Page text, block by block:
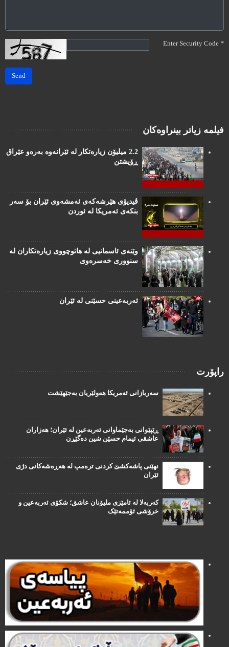
*
Send
فیلمە زیاتر بینراوەکان
2.2 میلیۆن زیارەتکار لە ئێرانەوە بەرەو عێراق
ڕۆیشتن
ڤیدیۆی هێرشەکەی ئەمشەوی ئێران بۆ سەر
بنکەی ئەمریکا لە ئوردن
وێنەی ئاسمانیی لە هاتوچووی زیارەتکاران لە
سنووری خەسرەوی
ئەربەعینی حسێنی لە ئێران
راپۆرت
سەربازانی ئەمریکا هەولێریان بەجێهێشت
ڕێپێوانی بەجێماوانی ئەربەعین لە ئێران؛ هەزاران
عاشقی ئیمام حسێن شین دەگێڕن
نهێنی پاشەکشێ کردنی ترەمپ لە هەڕەشەکانی دژی
ئێران
کەربەلا لە ئامێزی ملیۆنان عاشق؛ شکۆی ئەربەعین و
خرۆشی ئۆممەتێک